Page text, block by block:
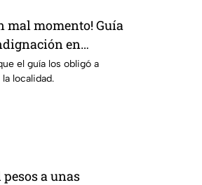
mal momento! Guía
en
el guía los obligó a
localidad.
pesos a unas